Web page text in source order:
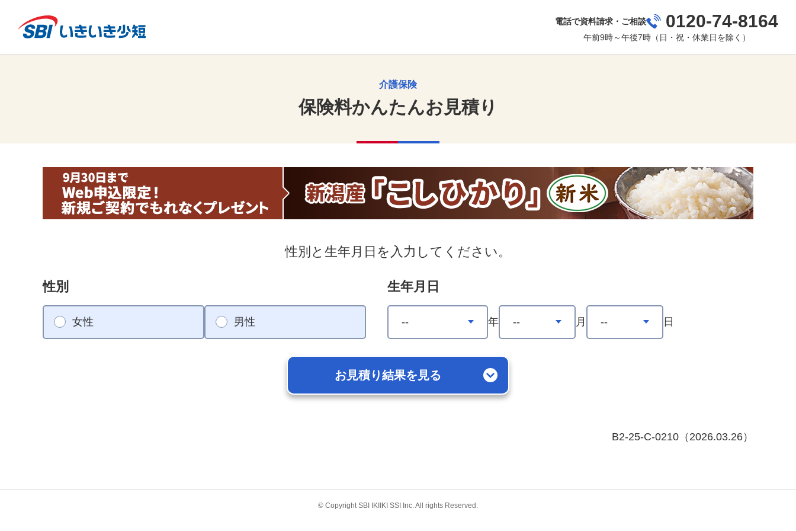
電話で資料請求・ご相談 0120-74-8164
午前9時～午後7時（日・祝・休業日を除く）
介護保険
保険料かんたんお見積り
性別と生年月日を入力してください。
性別
女性 男性
生年月日
年 月 日
お見積り結果を見る
B2-25-C-0210（2026.03.26）
© Copyright SBI IKIIKI SSI Inc. All rights Reserved.